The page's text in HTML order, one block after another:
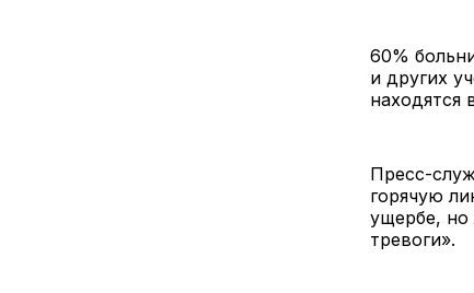
60%
и других
находятся
Пресс-
горячую
ущербе,
тревоги».